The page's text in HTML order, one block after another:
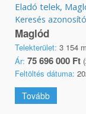
Eladó telek,
Keresés
Maglód
Telekterület: 3 154
Ár: 75 696 000 Ft
Feltöltés dátuma:
Tovább